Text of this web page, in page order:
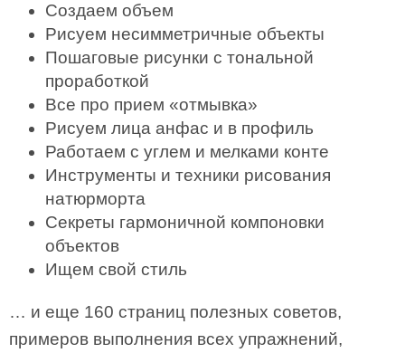
Создаем объем
Рисуем несимметричные объекты
Пошаговые рисунки с тональной
проработкой
Все про прием «отмывка»
Рисуем лица анфас и в профиль
Работаем с углем и мелками конте
Инструменты и техники рисования
натюрморта
Секреты гармоничной компоновки
объектов
Ищем свой стиль
… и еще 160 страниц полезных советов,
примеров выполнения всех упражнений,